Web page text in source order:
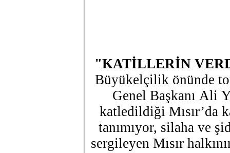
"KATİLLERİN
Büyükelçilik önünde
Genel Başkanı Ali
katledildiği Mısır’da
tanımıyor, silaha ve şiddete bulaşmayarak örnek bir duruş
sergileyen Mısır